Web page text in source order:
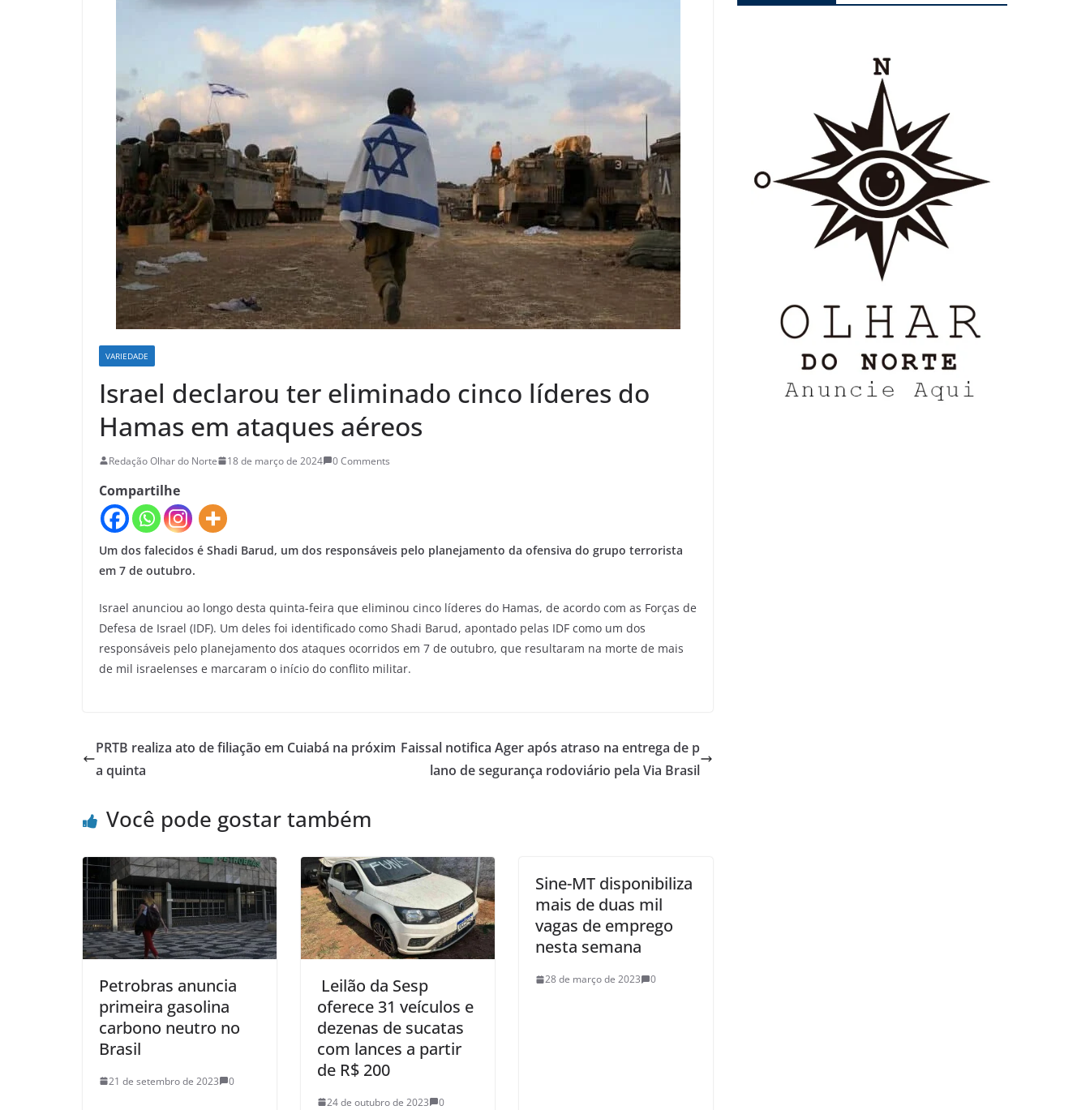
VARIEDADE
Israel declarou ter eliminado cinco líderes do
Hamas em ataques aéreos
Redação Olhar do Norte 18 de março de 2024 0 Comments
Compartilhe
Um dos falecidos é Shadi Barud, um dos responsáveis pelo planejamento da ofensiva do grupo terrorista
em 7 de outubro.
Israel anunciou ao longo desta quinta-feira que eliminou cinco líderes do Hamas, de acordo com as Forças de
Defesa de Israel (IDF). Um deles foi identificado como Shadi Barud, apontado pelas IDF como um dos
responsáveis pelo planejamento dos ataques ocorridos em 7 de outubro, que resultaram na morte de mais
de mil israelenses e marcaram o início do conflito militar.
PRTB realiza ato de filiação em Cuiabá na próxim
a quinta
Faissal notifica Ager após atraso na entrega de p
lano de segurança rodoviário pela Via Brasil
Você pode gostar também
Petrobras anuncia
primeira gasolina
carbono neutro no
Brasil
21 de setembro de 2023 0
Leilão da Sesp
oferece 31 veículos e
dezenas de sucatas
com lances a partir
de R$ 200
24 de outubro de 2023 0
Sine-MT disponibiliza
mais de duas mil
vagas de emprego
nesta semana
28 de março de 2023 0